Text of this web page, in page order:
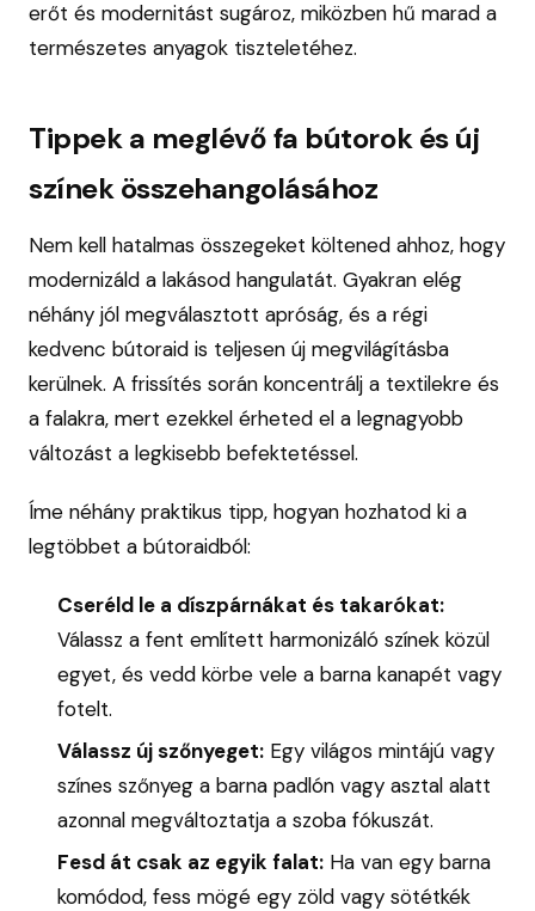
erőt és modernitást sugároz, miközben hű marad a
természetes anyagok tiszteletéhez.
Tippek a meglévő fa bútorok és új
színek összehangolásához
Nem kell hatalmas összegeket költened ahhoz, hogy
modernizáld a lakásod hangulatát. Gyakran elég
néhány jól megválasztott apróság, és a régi
kedvenc bútoraid is teljesen új megvilágításba
kerülnek. A frissítés során koncentrálj a textilekre és
a falakra, mert ezekkel érheted el a legnagyobb
változást a legkisebb befektetéssel.
Íme néhány praktikus tipp, hogyan hozhatod ki a
legtöbbet a bútoraidból:
Cseréld le a díszpárnákat és takarókat:
Válassz a fent említett harmonizáló színek közül
egyet, és vedd körbe vele a barna kanapét vagy
fotelt.
Válassz új szőnyeget: Egy világos mintájú vagy
színes szőnyeg a barna padlón vagy asztal alatt
azonnal megváltoztatja a szoba fókuszát.
Fesd át csak az egyik falat: Ha van egy barna
komódod, fess mögé egy zöld vagy sötétkék